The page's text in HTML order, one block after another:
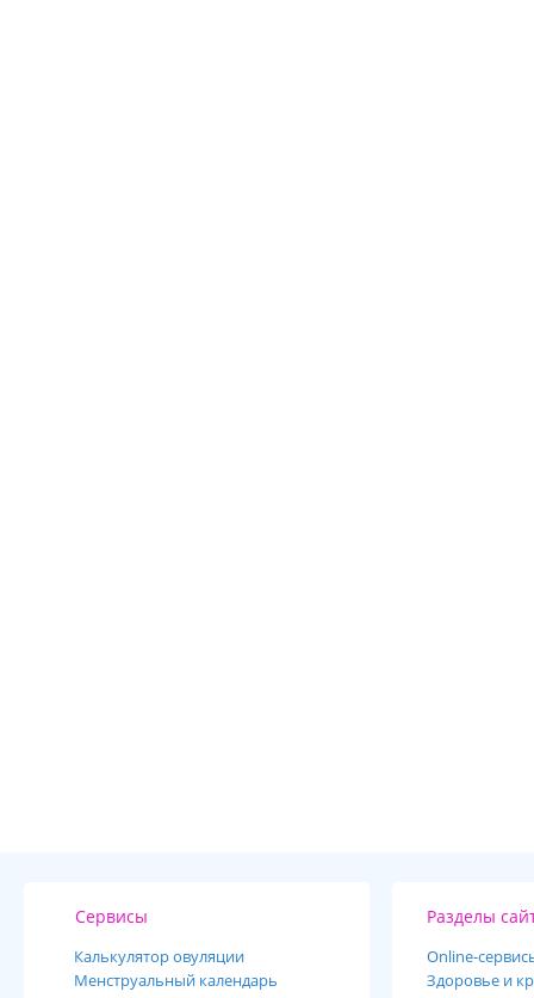
Сервисы
Калькулятор овуляции
Менструальный календарь
Разделы
Online-
Здоровье и